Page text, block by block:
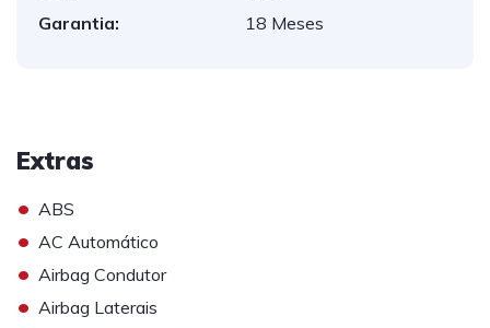
Garantia:
18 Meses
Extras
• ABS
• AC Automático
• Airbag Condutor
• Airbag Laterais